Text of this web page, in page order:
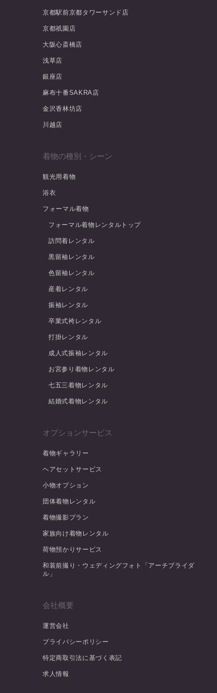
京都駅前京都タワーサンド店
京都祇園店
大阪心斎橋店
浅草店
銀座店
麻布十番SAKRA店
金沢香林坊店
川越店
着物の種別・シーン
観光用着物
浴衣
フォーマル着物
フォーマル着物レンタルトップ
訪問着レンタル
黒留袖レンタル
色留袖レンタル
産着レンタル
振袖レンタル
卒業式袴レンタル
打掛レンタル
成人式振袖レンタル
お宮参り着物レンタル
七五三着物レンタル
結婚式着物レンタル
オプションサービス
着物ギャラリー
ヘアセットサービス
小物オプション
団体着物レンタル
着物撮影プラン
家族向け着物レンタル
荷物預かりサービス
和装前撮り・ウェディングフォト「アーチブライダ
ル」
会社概要
運営会社
プライバシーポリシー
特定商取引法に基づく表記
求人情報